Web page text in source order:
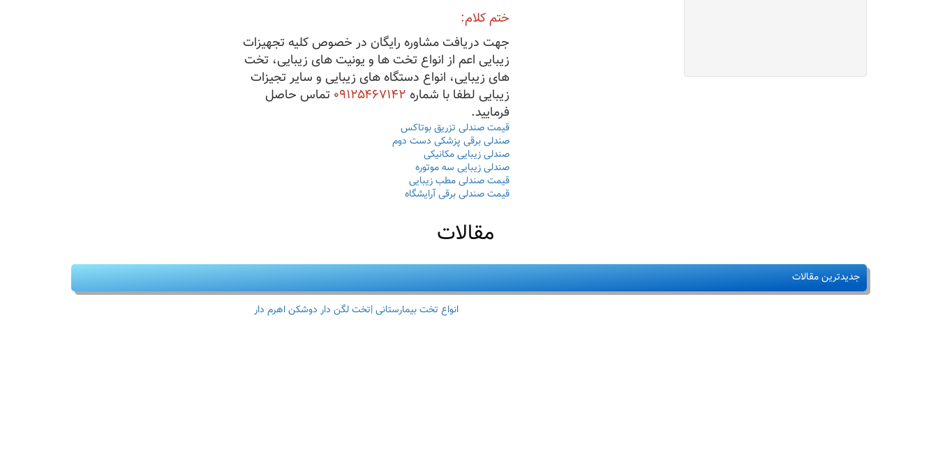
ختم کلام:
جهت دریافت مشاوره رایگان در خصوص کلیه تجهیزات
زیبایی اعم از انواع تخت ها و یونیت های زیبایی، تخت
های زیبایی، انواع دستگاه های زیبایی و سایر تجیزات
زیبایی لطفا با شماره ۰۹۱۲۵۴۶۷۱۴۲ تماس حاصل
فرمایید.
قیمت صندلی تزریق بوتاکس
صندلی برقی پزشکی دست دوم
صندلی زیبایی مکانیکی
صندلی زیبایی سه موتوره
قیمت صندلی مطب زیبایی
قیمت صندلی برقی آرایشگاه
مقالات
جدیدترین مقالات
انواع تخت بیمارستانی |تخت لگن دار دوشکن اهرم دار